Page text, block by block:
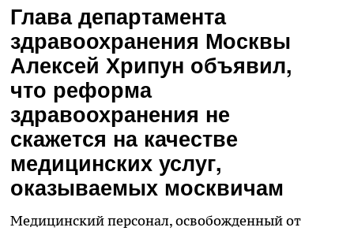
Глава департамента
здравоохранения Москвы
Алексей Хрипун объявил,
что реформа
здравоохранения не
скажется на качестве
медицинских услуг,
оказываемых москвичам
Медицинский персонал, освобожденный от